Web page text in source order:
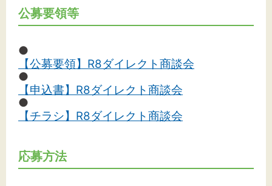
公募要領等
●
【公募要領】R8ダイレクト商談会
●
【申込書】R8ダイレクト商談会
●
【チラシ】R8ダイレクト商談会
応募方法